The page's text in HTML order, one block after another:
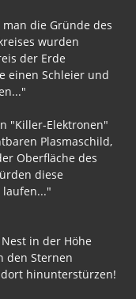
man die Gründe des
wurden
der Erde
einen Schleier und
"Killer-Elektronen"
Plasmaschild,
Oberfläche des
diese
laufen..."
in der Höhe
den Sternen
hinunterstürzen!